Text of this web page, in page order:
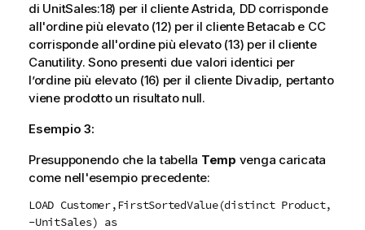
di UnitSales:18) per il clienteAstrida, DDcorrisponde
all'ordine più elevato (12) per il cliente Betacabe CC
corrisponde all'ordine più elevato (13) per il cliente
Canutility. Sono presenti due valori identici per
l’ordine più elevato (16) per il cliente Divadip, pertanto
viene prodotto un risultato null.
Esempio 3:
Presupponendo che la tabella Temp venga caricata
come nell'esempio precedente:
LOAD Customer,FirstSortedValue(distinct Product,
-UnitSales) as